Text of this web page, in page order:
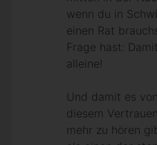
wenn du in
einen Rat
Frage hast:
alleine!
Und damit es
diesem
mehr zu hören